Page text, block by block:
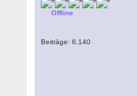
Offline
Beiträge: 6.140